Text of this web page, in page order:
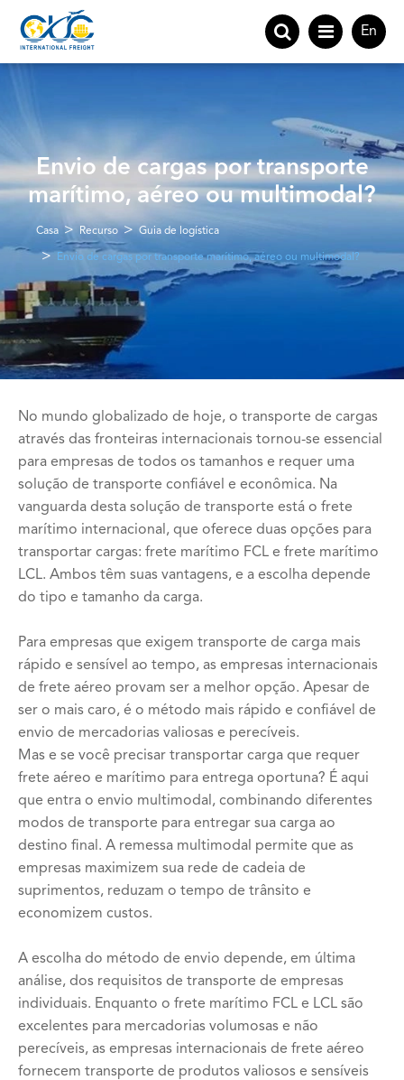
En
Envio de cargas por transporte
marítimo, aéreo ou multimodal?
Casa Recurso Guia de logística
Envio de cargas por transporte marítimo, aéreo ou multimodal?
No mundo globalizado de hoje, o transporte de cargas
através das fronteiras internacionais tornou-se essencial
para empresas de todos os tamanhos e requer uma
solução de transporte confiável e econômica. Na
vanguarda desta solução de transporte está o frete
marítimo internacional, que oferece duas opções para
transportar cargas: frete marítimo FCL e frete marítimo
LCL. Ambos têm suas vantagens, e a escolha depende
do tipo e tamanho da carga.
Para empresas que exigem transporte de carga mais
rápido e sensível ao tempo, as empresas internacionais
de frete aéreo provam ser a melhor opção. Apesar de
ser o mais caro, é o método mais rápido e confiável de
envio de mercadorias valiosas e perecíveis.
Mas e se você precisar transportar carga que requer
frete aéreo e marítimo para entrega oportuna? É aqui
que entra o envio multimodal, combinando diferentes
modos de transporte para entregar sua carga ao
destino final. A remessa multimodal permite que as
empresas maximizem sua rede de cadeia de
suprimentos, reduzam o tempo de trânsito e
economizem custos.
A escolha do método de envio depende, em última
análise, dos requisitos de transporte de empresas
individuais. Enquanto o frete marítimo FCL e LCL são
excelentes para mercadorias volumosas e não
perecíveis, as empresas internacionais de frete aéreo
fornecem transporte de produtos valiosos e sensíveis